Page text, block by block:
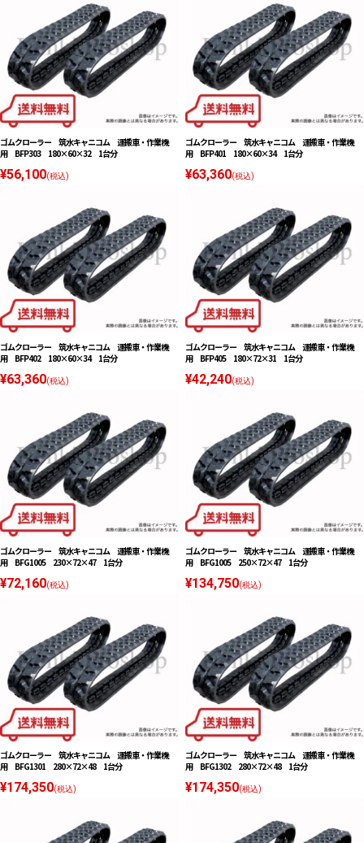
ゴムクローラー 筑水キャニコム 運搬車・作業機
用 BFP303 180×60×32 1台分
¥56,100(税込)
ゴムクローラー 筑水キャニコム 運搬車・作業機
用 BFP401 180×60×34 1台分
¥63,360(税込)
ゴムクローラー 筑水キャニコム 運搬車・作業機
用 BFP402 180×60×34 1台分
¥63,360(税込)
ゴムクローラー 筑水キャニコム 運搬車・作業機
用 BFP405 180×72×31 1台分
¥42,240(税込)
ゴムクローラー 筑水キャニコム 運搬車・作業機
用 BFG1005 230×72×47 1台分
¥72,160(税込)
ゴムクローラー 筑水キャニコム 運搬車・作業機
用 BFG1005 250×72×47 1台分
¥134,750(税込)
ゴムクローラー 筑水キャニコム 運搬車・作業機
用 BFG1301 280×72×48 1台分
¥174,350(税込)
ゴムクローラー 筑水キャニコム 運搬車・作業機
用 BFG1302 280×72×48 1台分
¥174,350(税込)